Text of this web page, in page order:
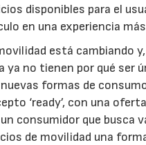
disponibles para el
en una experiencia
está cambiando
ya no tienen por qué ser
formas de
‘ready’, con una
consumidor que busca
de movilidad una